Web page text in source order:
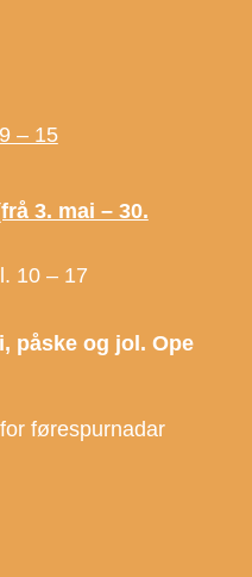
– 15
3. mai – 30.
10 – 17
påske og jol. Ope
førespurnadar